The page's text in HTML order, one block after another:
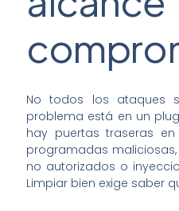
No todos los ataques
problema está en un
hay puertas traseras
programadas
no autorizados o
Limpiar bien exige saber